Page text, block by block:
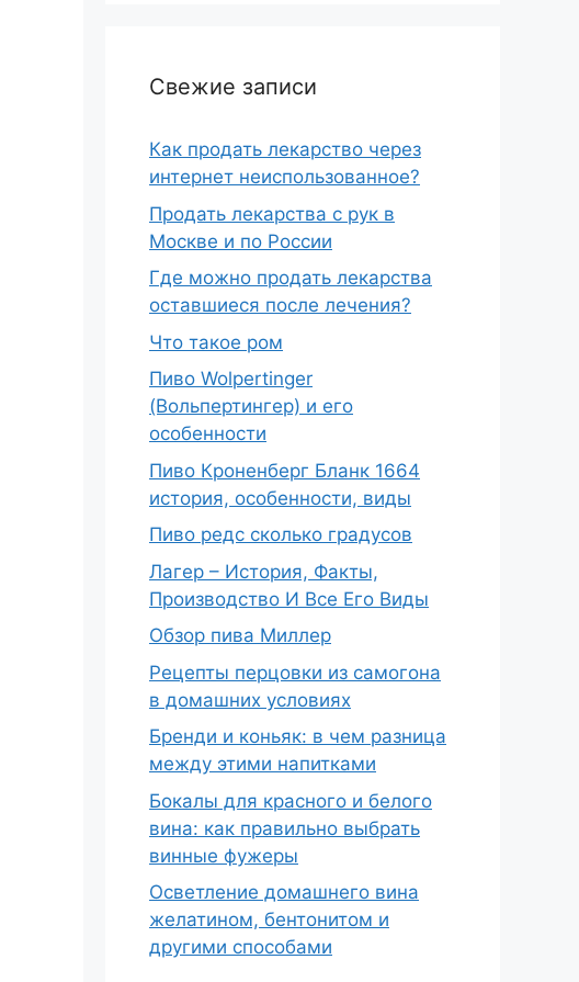
Свежие записи
Как продать лекарство через
интернет неиспользованное?
Продать лекарства с рук в
Москве и по России
Где можно продать лекарства
оставшиеся после лечения?
Что такое ром
Пиво Wolpertinger
(Вольпертингер) и его
особенности
Пиво Кроненберг Бланк 1664
история, особенности, виды
Пиво редс сколько градусов
Лагер – История, Факты,
Производство И Все Его Виды
Обзор пива Миллер
Рецепты перцовки из самогона
в домашних условиях
Бренди и коньяк: в чем разница
между этими напитками
Бокалы для красного и белого
вина: как правильно выбрать
винные фужеры
Осветление домашнего вина
желатином, бентонитом и
другими способами